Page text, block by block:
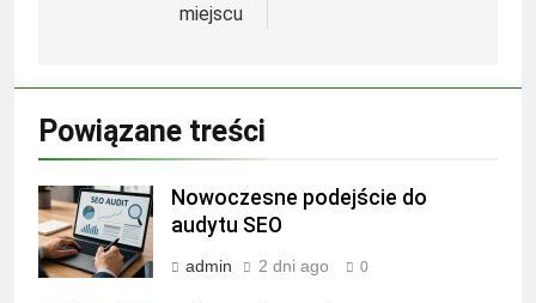
miejscu
Powiązane treści
Nowoczesne podejście do
audytu SEO
admin 2 dni ago 0